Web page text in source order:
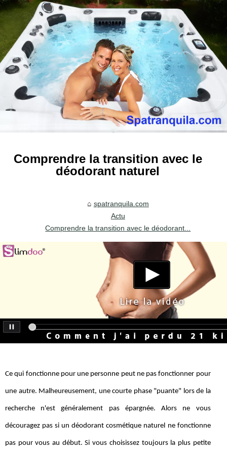
Comprendre la transition avec le
déodorant naturel
spatranquila.com
Actu
Comprendre la transition avec le déodorant...
Ce qui fonctionne pour une personne peut ne pas fonctionner pour
une autre. Malheureusement, une courte phase "puante" lors de la
recherche n'est généralement pas épargnée. Alors ne vous
découragez pas si un déodorant cosmétique naturel ne fonctionne
pas pour vous au début. Si vous choisissez toujours la plus petite